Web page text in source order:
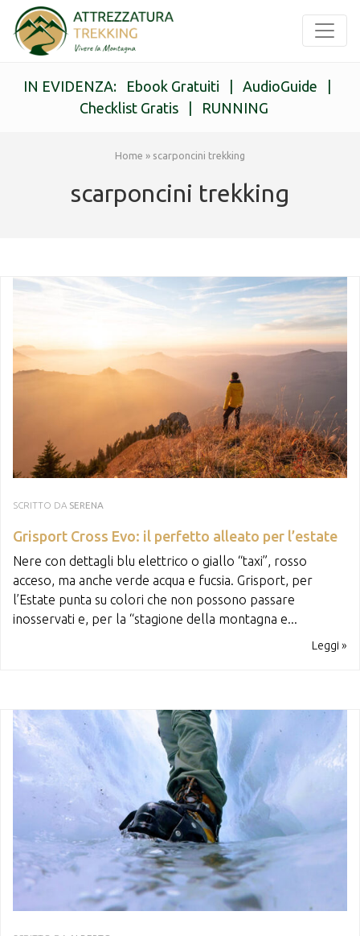
IN EVIDENZA: Ebook Gratuiti AudioGuide
Checklist Gratis| RUNNING
Home » scarponcini trekking
scarponcini trekking
SCRITTO DA SERENA
Grisport Cross Evo: il perfetto alleato per l’estate
Nere con dettagli blu elettrico o giallo “taxi”, rosso
acceso, ma anche verde acqua e fucsia. Grisport, per
l’Estate punta su colori che non possono passare
inosservati e, per la “stagione della montagna e...
Leggi »